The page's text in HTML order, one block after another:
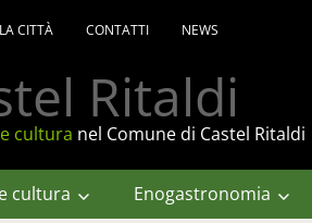
CITTÀ CONTATTI NEWS
Ritaldi
cultura nel Comune di Castel Ritaldi
cultura Enogastronomia